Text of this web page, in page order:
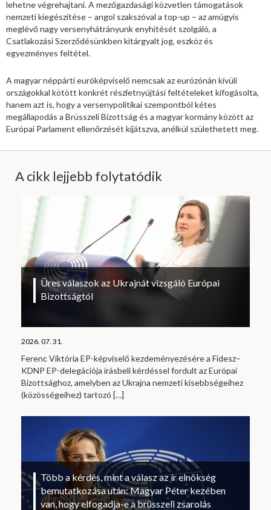
lehetne végrehajtani. A mezőgazdasági közvetlen támogatások
nemzeti kiegészítése – angol szakszóval a top-up – az amúgyis
meglévő nagy versenyhátrányunk enyhítését szolgáló, a
Csatlakozási Szerződésünkben kitárgyalt jog, eszköz és
egyezményes feltétel.
A magyar néppárti euróképviselő nemcsak az eurózónán kívüli
országokkal kötött konkrét részletnyújtási feltételeket kifogásolta,
hanem azt is, hogy a versenypolitikai szempontból kétes
megállapodás a Brüsszeli Bizottság és a magyar kormány között az
Európai Parlament ellenőrzését kijátszva, anélkül születhetett meg.
A cikk lejjebb folytatódik
Üres válaszok az Ukrajnát vizsgáló Európai
Bizottságtól
2026. 07. 31.
Ferenc Viktória EP-képviselő kezdeményezésére a Fidesz–
KDNP EP-delegációja írásbeli kérdéssel fordult az Európai
Bizottsághoz, amelyben az Ukrajna nemzeti kisebbségeihez
(közösségeihez) tartozó […]
Több a kérdés, mint a válasz az ír elnökség
bemutatkozása után: Magyar Péter kezében
van, hogy elfogadja-e a brüsszeli zsarolás